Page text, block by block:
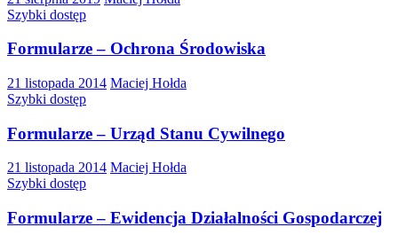
Szybki dostęp
Formularze – Ochrona Środowiska
21 listopada 2014 Maciej Hołda
Szybki dostęp
Formularze – Urząd Stanu Cywilnego
21 listopada 2014 Maciej Hołda
Szybki dostęp
Formularze – Ewidencja Działalności Gospodarczej